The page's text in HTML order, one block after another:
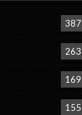
387
263
169
155